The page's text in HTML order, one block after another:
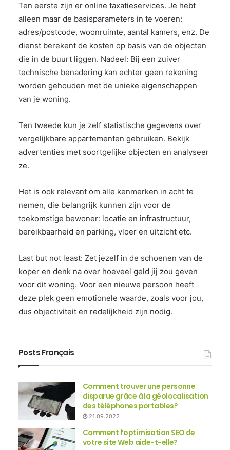
Ten eerste zijn er online taxatieservices. Je hebt
alleen maar de basisparameters in te voeren:
adres/postcode, woonruimte, aantal kamers, enz. De
dienst berekent de kosten op basis van de objecten
die in de buurt liggen. Nadeel: Bij een zuiver
technische benadering kan echter geen rekening
worden gehouden met de unieke eigenschappen
van je woning.
Ten tweede kun je zelf statistische gegevens over
vergelijkbare appartementen gebruiken. Bekijk
advertenties met soortgelijke objecten en analyseer
ze.
Het is ook relevant om alle kenmerken in acht te
nemen, die belangrijk kunnen zijn voor de
toekomstige bewoner: locatie en infrastructuur,
bereikbaarheid en parking, vloer en uitzicht etc.
Last but not least: Zet jezelf in de schoenen van de
koper en denk na over hoeveel geld jij zou geven
voor dit woning. Voor een nieuwe persoon heeft
deze plek geen emotionele waarde, zoals voor jou,
dus objectiviteit en redelijkheid zijn nodig.
Posts Français
Comment trouver une personne
disparue grâce à la géolocalisation
des téléphones portables?
21.09.2022
Comment l’optimisation SEO de
votre site Web aide-t-elle?